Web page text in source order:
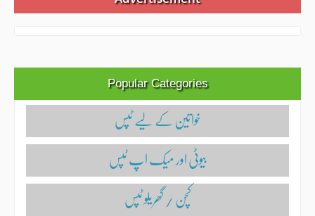
Popular Categories
خواتین کے لیے ٹپس
بیوٹی اور میک اپ ٹپس
کچن / گھریلو ٹپس